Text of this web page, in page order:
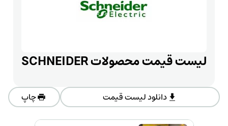
لیست قیمت محصولات SCHNEIDER
دانلود لیست قیمت چاپ